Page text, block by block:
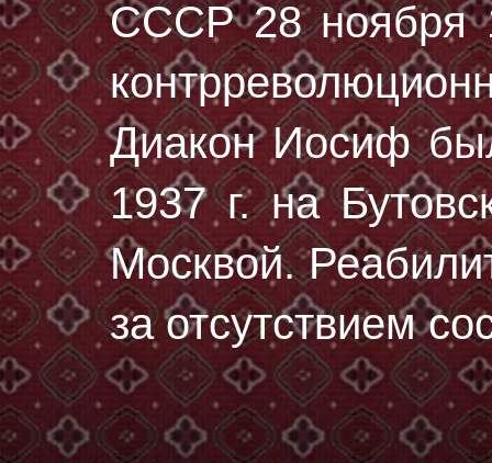
СССР 28 ноября
Диакон Иосиф
1937 г.на
Москвой.
за отсутствием